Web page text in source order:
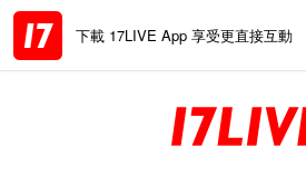
下載 17LIVE App 享受更直接互動